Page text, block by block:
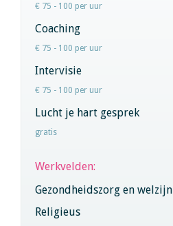
€ 75 - 100 per uur
Coaching
€ 75 - 100 per uur
Intervisie
€ 75 - 100 per uur
Lucht je hart gesprek
gratis
Werkvelden:
Gezondheidszorg en welzijn
Religieus